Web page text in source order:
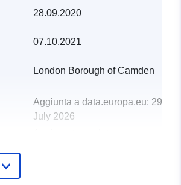
28.09.2020
07.10.2021
London Borough of Camden
Aggiunta a data.europa.eu: 29
July 2026